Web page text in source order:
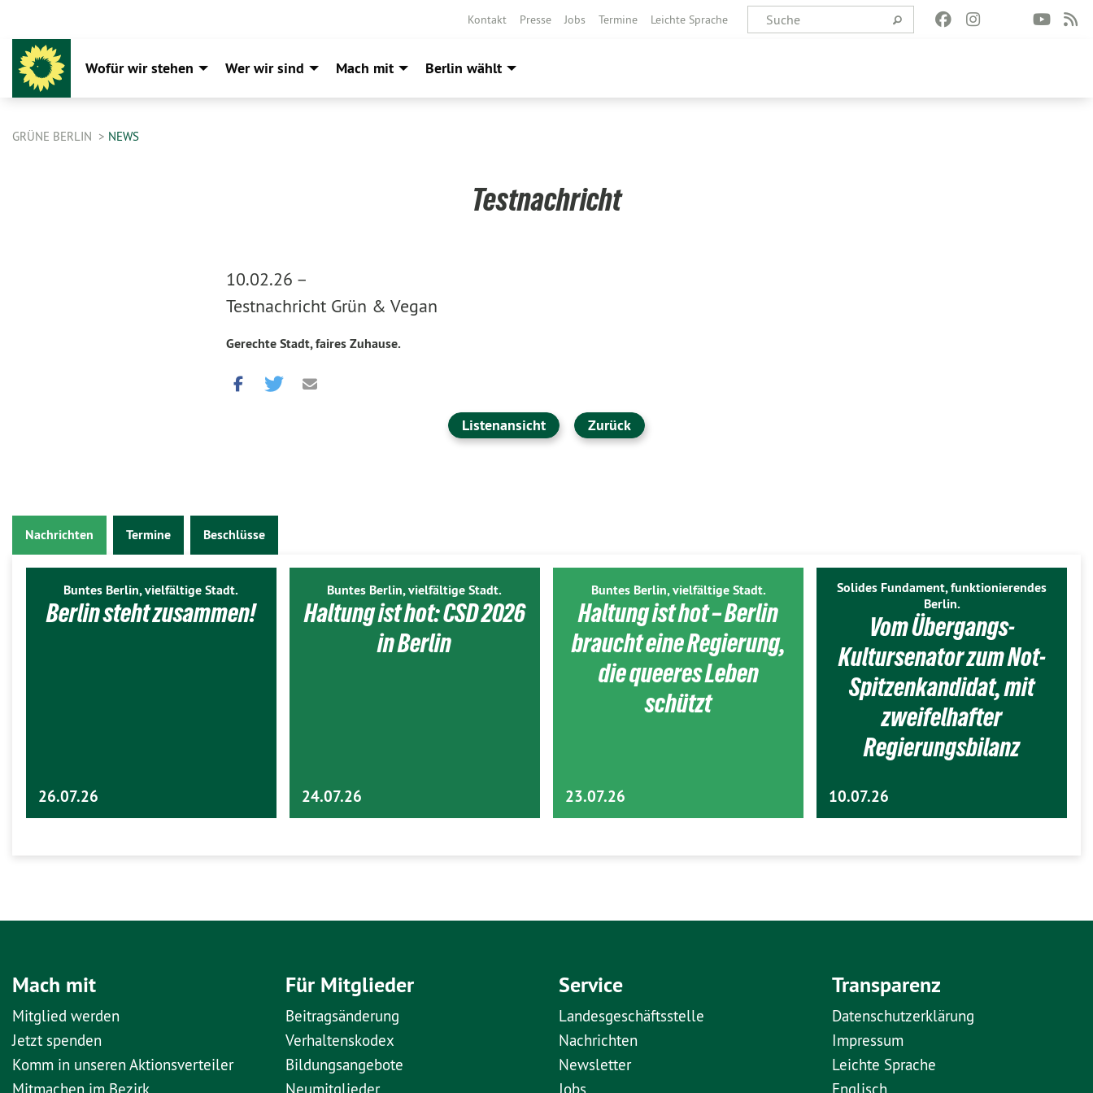
Kontakt Presse Jobs Termine Leichte Sprache
Wofür wir stehen Wer wir sind Mach mit Berlin wählt
GRÜNE BERLIN NEWS
Testnachricht
10.02.26 –
Testnachricht Grün & Vegan
Gerechte Stadt, faires Zuhause.
Listenansicht Zurück
Nachrichten Termine Beschlüsse
Buntes Berlin, vielfältige Stadt.
Berlin steht zusammen!
26.07.26
Buntes Berlin, vielfältige Stadt.
Haltung ist hot: CSD 2026
in Berlin
24.07.26
Buntes Berlin, vielfältige Stadt.
Haltung ist hot – Berlin
braucht eine Regierung,
die queeres Leben
schützt
23.07.26
Solides Fundament, funktionierendes
Berlin.
Vom Übergangs-
Kultursenator zum Not-
Spitzenkandidat, mit
zweifelhafter
Regierungsbilanz
10.07.26
Mach mit
Mitglied werden
Jetzt spenden
Komm in unseren Aktionsverteiler
Für Mitglieder
Beitragsänderung
Verhaltenskodex
Bildungsangebote
Service
Landesgeschäftsstelle
Nachrichten
Newsletter
Transparenz
Datenschutzerklärung
Impressum
Leichte Sprache